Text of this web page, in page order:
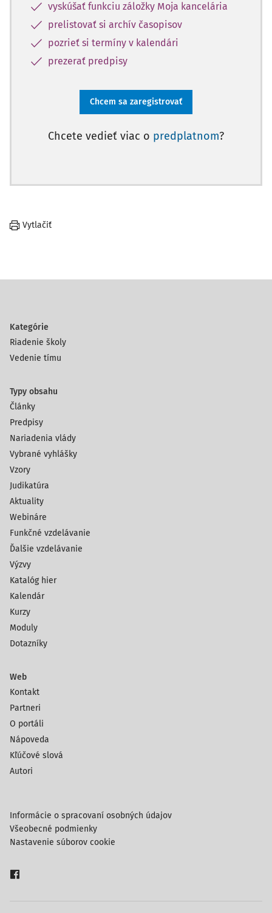
vyskúšať funkciu záložky Moja kancelária
prelistovať si archív časopisov
pozrieť si termíny v kalendári
prezerať predpisy
Chcem sa zaregistrovať
Chcete vedieť viac o predplatnom?
Vytlačiť
Kategórie
Riadenie školy
Vedenie tímu
Typy obsahu
Články
Predpisy
Nariadenia vlády
Vybrané vyhlášky
Vzory
Judikatúra
Aktuality
Webináre
Funkčné vzdelávanie
Ďalšie vzdelávanie
Výzvy
Katalóg hier
Kalendár
Kurzy
Moduly
Dotazníky
Web
Kontakt
Partneri
O portáli
Nápoveda
Kľúčové slová
Autori
Informácie o spracovaní osobných údajov
Všeobecné podmienky
Nastavenie súborov cookie